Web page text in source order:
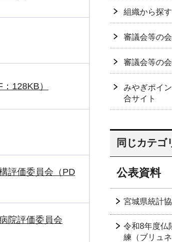
128KB）
評価委員会（PD
院評価委員会
組織から探す
審議会等の
審議会等の
みやぎポイ
合サイト
同じカテゴ
公表資料
宮城県統計
令和8年度仏
練（ブリュ